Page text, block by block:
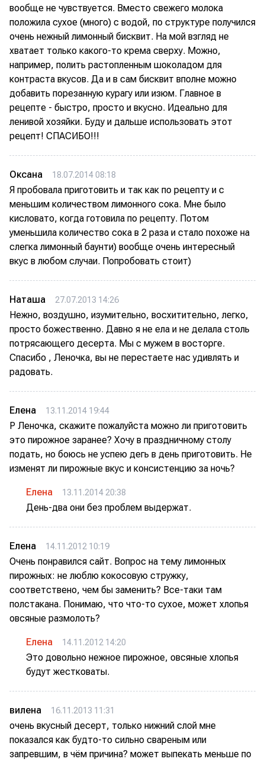
вообще не чувствуется. Вместо свежего молока
положила сухое (много) с водой, по структуре получился
очень нежный лимонный бисквит. На мой взгляд не
хватает только какого-то крема сверху. Можно,
например, полить растопленным шоколадом для
контраста вкусов. Да и в сам бисквит вполне можно
добавить порезанную курагу или изюм. Главное в
рецепте - быстро, просто и вкусно. Идеально для
ленивой хозяйки. Буду и дальше использовать этот
рецепт! СПАСИБО!!!
Оксана 18.07.2014 08:18
Я пробовала приготовить и так как по рецепту и с
меньшим количеством лимонного сока. Мне было
кисловато, когда готовила по рецепту. Потом
уменьшила количество сока в 2 раза и стало похоже на
слегка лимонный баунти) вообще очень интересный
вкус в любом случаи. Попробовать стоит)
Наташа 27.07.2013 14:26
Нежно, воздушно, изумительно, восхитительно, легко,
просто божественно. Давно я не ела и не делала столь
потрясающего десерта. Мы с мужем в восторге.
Спасибо , Леночка, вы не перестаете нас удивлять и
радовать.
Елена 13.11.2014 19:44
Р Леночка, скажите пожалуйста можно ли приготовить
это пирожное заранее? Хочу в праздничному столу
подать, но боюсь не успею дегь в день приготовить. Не
изменят ли пирожные вкус и консистенцию за ночь?
Елена 13.11.2014 20:38
День-два они без проблем выдержат.
Елена 14.11.2012 10:19
Очень понравился сайт. Вопрос на тему лимонных
пирожных: не люблю кокосовую стружку,
соответствено, чем бы заменить? Все-таки там
полстакана. Понимаю, что что-то сухое, может хлопья
овсяные размолоть?
Елена 14.11.2012 14:20
Это довольно нежное пирожное, овсяные хлопья
будут жестковаты.
вилена 16.11.2013 11:31
очень вкусный десерт, только нижний слой мне
показался как будто-то сильно свареным или
запревшим, в чём причина? может выпекать меньше по